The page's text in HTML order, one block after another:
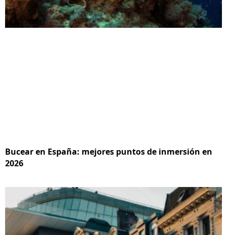
Bucear en España: mejores puntos de inmersión en
2026